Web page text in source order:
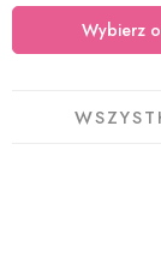
Wybierz